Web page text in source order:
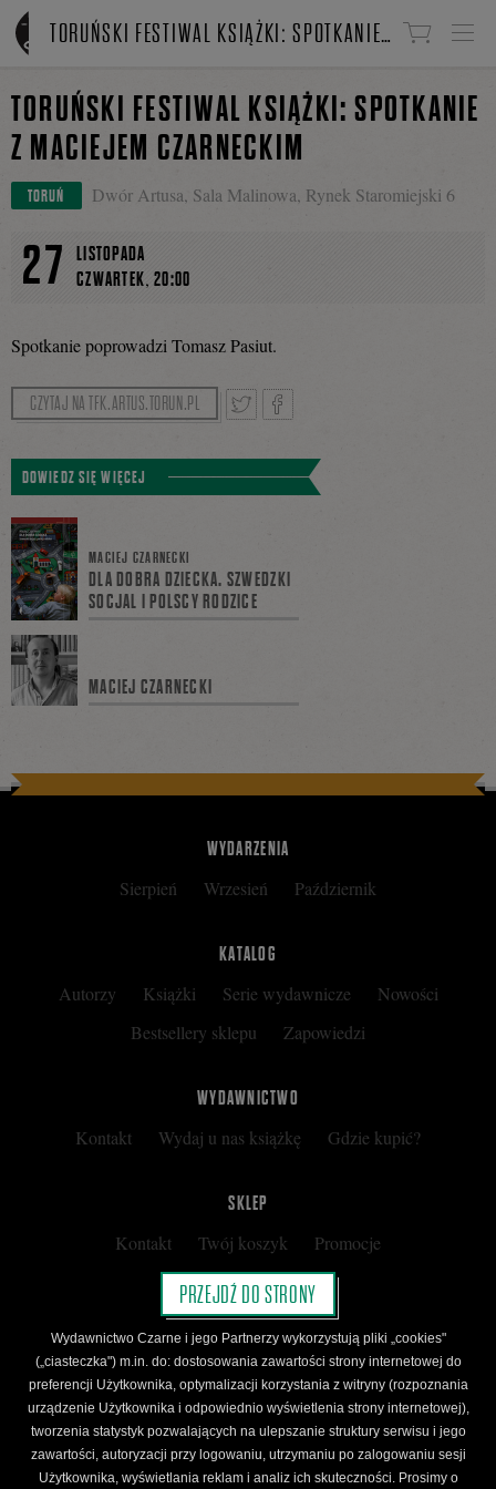
Linki do przejścia
TORUŃSKI FESTIWAL KSIĄŻKI: SPOTKANIE Z MACIEJEM CZARNECKIM
TORUŃSKI FESTIWAL KSIĄŻKI: SPOTKANIE
Z MACIEJEM CZARNECKIM
TORUŃ Dwór Artusa, Sala Malinowa, Rynek Staromiejski 6
27
LISTOPADA
CZWARTEK,20:00
Spotkanie poprowadzi Tomasz Pasiut.
CZYTAJ NA TFK.ARTUS.TORUN.PL
TweetnijPodziel
DOWIEDZ SIĘ WIĘCEJ
MACIEJ CZARNECKI
DLA DOBRA DZIECKA. SZWEDZKI
SOCJAL I POLSCY RODZICE
MACIEJ CZARNECKI
WYDARZENIA
Sierpień Wrzesień Październik
KATALOG
Autorzy Książki Serie wydawnicze
Nowości
Bestsellery sklepu
Zapowiedzi
WYDAWNICTWO
Kontakt Wydaj u nas książkę Gdzie kupić?
SKLEP
Kontakt Twój koszyk
Promocje
Kup kartę podarunkową
Nota prawna
Regulamin
Polityka prywatności
Regulamin Klubu Czarnego
Regulamin Karty Podarunkowej
ŚLEDŹ CZARNE
PRZEJDŹ DO STRONY
Wydawnictwo Czarne i jego Partnerzy wykorzystują pliki „cookies"
(„ciasteczka") m.in. do: dostosowania zawartości strony internetowej do
preferencji Użytkownika, optymalizacji korzystania z witryny (rozpoznania
urządzenie Użytkownika i odpowiednio wyświetlenia strony internetowej),
tworzenia statystyk pozwalających na ulepszanie struktury serwisu i jego
zawartości, autoryzacji przy logowaniu, utrzymaniu po zalogowaniu sesji
Użytkownika, wyświetlania reklam i analiz ich skuteczności. Prosimy o